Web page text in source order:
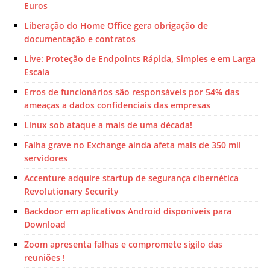
Euros
Liberação do Home Office gera obrigação de
documentação e contratos
Live: Proteção de Endpoints Rápida, Simples e em Larga
Escala
Erros de funcionários são responsáveis por 54% das
ameaças a dados confidenciais das empresas
Linux sob ataque a mais de uma década!
Falha grave no Exchange ainda afeta mais de 350 mil
servidores
Accenture adquire startup de segurança cibernética
Revolutionary Security
Backdoor em aplicativos Android disponíveis para
Download
Zoom apresenta falhas e compromete sigilo das
reuniões !